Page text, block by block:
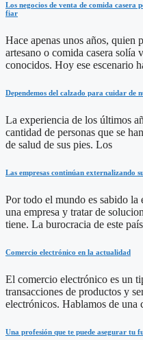
Los negocios de venta de comida casera
fiar
Hace apenas unos años, quien
artesano o comida casera solía
conocidos. Hoy ese escenario
Dependemos del calzado para cuidar de
La experiencia de los últimos
cantidad de personas que se
de salud de sus pies. Los
Las empresas continúan externalizando
Por todo el mundo es sabido
una empresa y tratar de
tiene. La burocracia de este
Comercio electrónico en la actualidad
El comercio electrónico es un
transacciones de productos y
electrónicos. Hablamos de una
Una profesión que te puede asegurar tu